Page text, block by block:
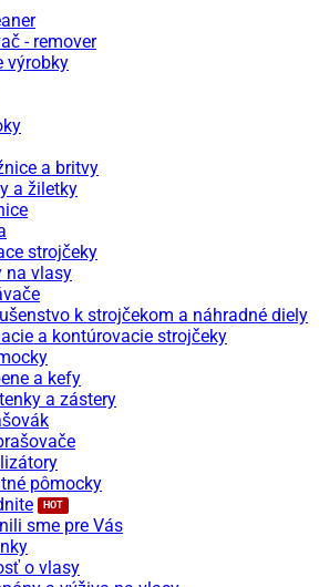
- remover
výrobky
a britvy
a žiletky
strojčeky
na vlasy
k strojčekom a náhradné diely
a kontúrovacie strojčeky
a kefy
a zástery
pômocky
sme pre Vás
o vlasy